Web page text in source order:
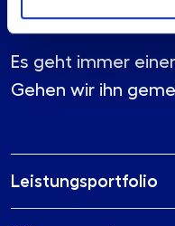
Es geht immer
Gehen wir ihn
Leistungsportfolio